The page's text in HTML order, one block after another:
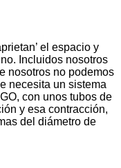
el espacio y
Incluidos nosotros
nosotros no podemos
necesita un sistema
con unos tubos de
y esa contracción,
del diámetro de